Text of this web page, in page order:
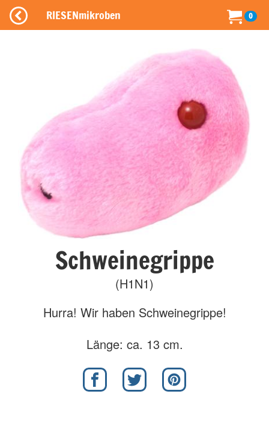
RIESENmikroben 0
Schweinegrippe
(H1N1)
Hurra! Wir haben Schweinegrippe!
Länge: ca. 13 cm.